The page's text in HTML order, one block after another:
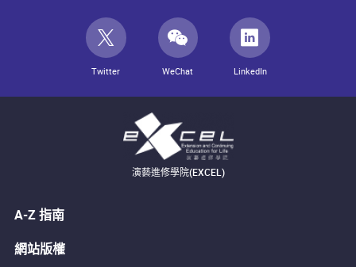
Twitter WeChat LinkedIn
演藝進修學院(EXCEL)
A-Z 指南
網站版權